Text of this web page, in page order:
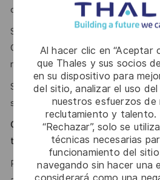
Al hacer clic en “Aceptar
que Thales y sus socios
en su dispositivo para
del sitio, analizar el uso
nuestros esfuerzos de
reclutamiento y talento.
“Rechazar”, solo se
técnicas necesarias
funcionamiento del
navegando sin hacer una
considerará como una
codage sécurisé.
Suivre les résultats des contrôles
CI/CD (SAST, DAST, SCA, anti-
remédiations
Solliciter la Red Team pour la
sécurité lorsque nécessaire.
Gestion des risques, des
technique
Piloter les analyses de risques